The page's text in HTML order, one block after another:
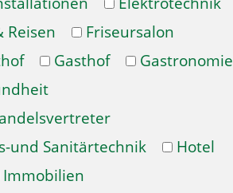
Reisen
Friseursalon
Gasthof
Gastronomie
und Sanitärtechnik
Hotel
Immobilien